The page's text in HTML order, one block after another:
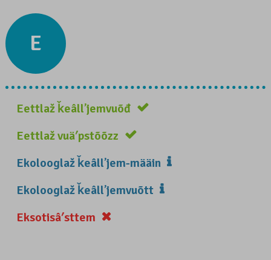
E
Eettlaž ǩeâllʼjemvuõđ
Eettlaž vuäʹpstõõzz
Ekolooglaž ǩeâllʼjem-määin
Ekolooglaž ǩeâllʼjemvuõtt
Eksotisâʹsttem